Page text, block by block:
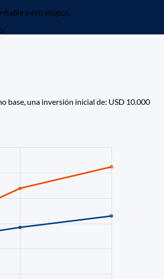
y estratégica.
base, una inversión inicial de: USD 10.000